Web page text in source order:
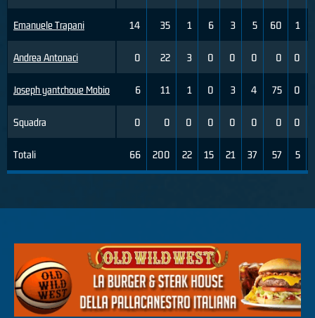
Emanuele Trapani
Andrea Antonaci
Joseph yantchoue Mobio
Squadra
Totali
14 35 1 6 3 5 60 1
0 22 3 0 0 0 0 0
6 11 1 0 3 4 75 0
0 0 0 0 0 0 0 0
66 200 22 15 21 37 57 5